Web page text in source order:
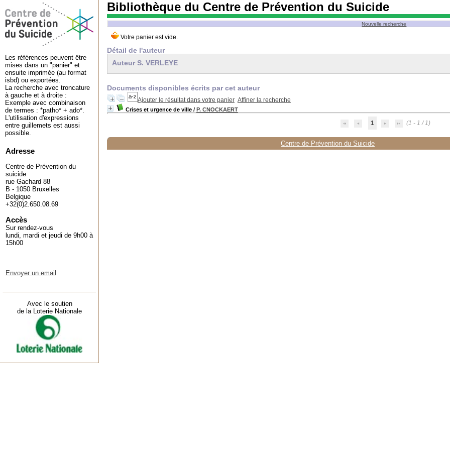
Bibliothèque du Centre de Prévention du Suicide
Nouvelle recherche
Détail de l'auteur
Auteur S. VERLEYE
Documents disponibles écrits par cet auteur
Ajouter le résultat dans votre panier Affiner la recherche
Crises et urgence de ville/ P. CNOCKAERT
1 (1 - 1 / 1)
Centre de Prévention du Suicide
Les références peuvent être
mises dans un "panier" et
ensuite imprimée (au format
isbd) ou exportées.
La recherche avec troncature
à gauche et à droite :
Exemple avec combinaison
de termes : *patho* + ado*.
L'utilisation d'expressions
entre guillemets est aussi
possible.
Adresse
Centre de Prévention du
suicide
rue Gachard 88
B - 1050 Bruxelles
Belgique
+32(0)2.650.08.69
Accès
Sur rendez-vous
lundi, mardi et jeudi de 9h00 à
15h00
Envoyer un email
Avec le soutien
de la Loterie Nationale